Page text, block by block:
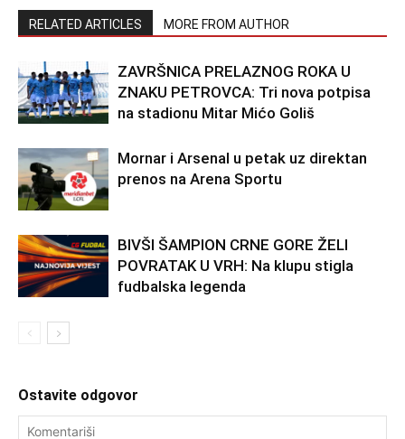
RELATED ARTICLES MORE FROM AUTHOR
ZAVRŠNICA PRELAZNOG ROKA U
ZNAKU PETROVCA: Tri nova potpisa
na stadionu Mitar Mićo Goliš
Mornar i Arsenal u petak uz direktan
prenos na Arena Sportu
BIVŠI ŠAMPION CRNE GORE ŽELI
POVRATAK U VRH: Na klupu stigla
fudbalska legenda
Ostavite odgovor